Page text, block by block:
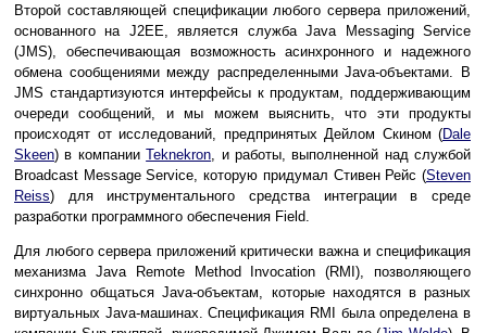
Второй составляющей спецификации любого сервера приложений,
основанного на J2EE, является служба Java Messaging Service
(JMS), обеспечивающая возможность асинхронного и надежного
обмена сообщениями между распределенными Java-объектами. В
JMS стандартизуются интерфейсы к продуктам, поддерживающим
очереди сообщений, и мы можем выяснить, что эти продукты
происходят от исследований, предпринятых Дейлом Скином (Dale
Skeen) в компанииTeknekron , и работы, выполненной над службой
Broadcast Message Service, которую придумал Стивен Рейс (Steven
Reiss) для инструментального средства интеграции в среде
разработки программного обеспечения Field.
Для любого сервера приложений критически важна и спецификация
механизма Java Remote Method Invocation (RMI), позволяющего
синхронно общаться Java-объектам, которые находятся в разных
виртуальных Java-машинах. Спецификация RMI была определена в